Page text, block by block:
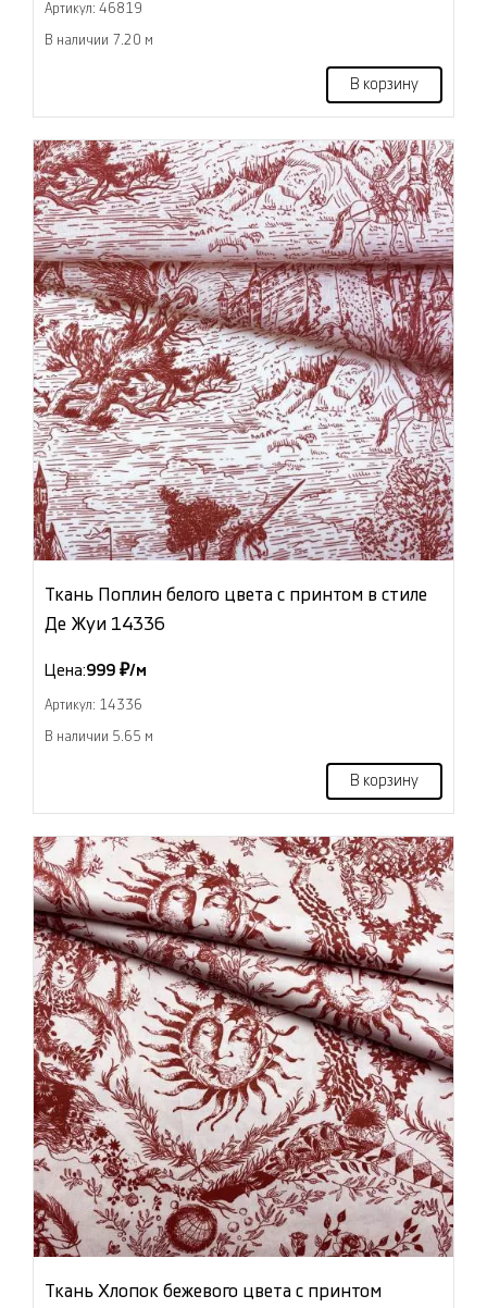
Артикул: 46819
В наличии 7.20 м
В корзину
Ткань Поплин белого цвета с принтом в стиле
Де Жуи 14336
Цена:999 ₽/м
Артикул: 14336
В наличии 5.65 м
В корзину
Ткань Хлопок бежевого цвета с принтом